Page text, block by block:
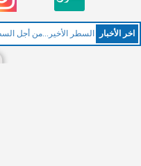
اخر اﻷخبار الخ